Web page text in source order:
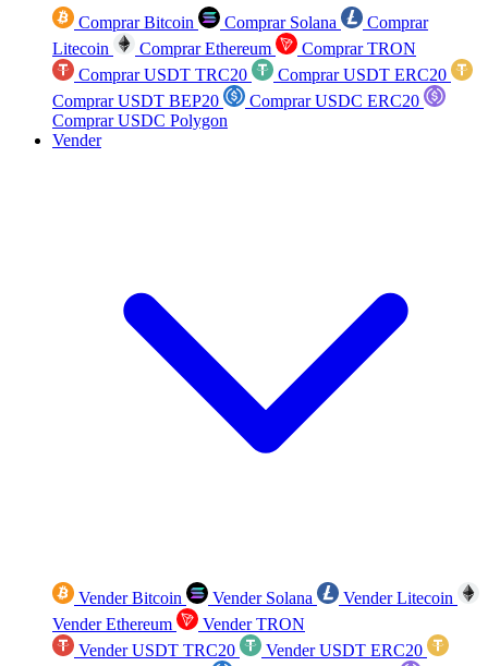
Comprar Bitcoin Comprar Solana
Comprar
Litecoin
Comprar Ethereum
Comprar TRON
Comprar USDT TRC20
Comprar USDT ERC20
Comprar USDT BEP20
Comprar USDC ERC20
Comprar USDC Polygon
Vender
Vender Bitcoin Vender Solana
Vender Litecoin
Vender Ethereum
Vender TRON
Vender USDT TRC20
Vender USDT ERC20